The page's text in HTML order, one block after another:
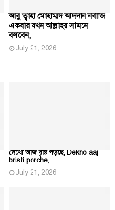
আবু ত্বাহা মোহাম্মদ আদনান নবীজি
একবার যখন আল্লাহর সামনে
বলবেন,
July 21, 2026
দেখো আজ বৃষ্টি পড়ছে, Dekho aaj
bristi porche,
July 21, 2026